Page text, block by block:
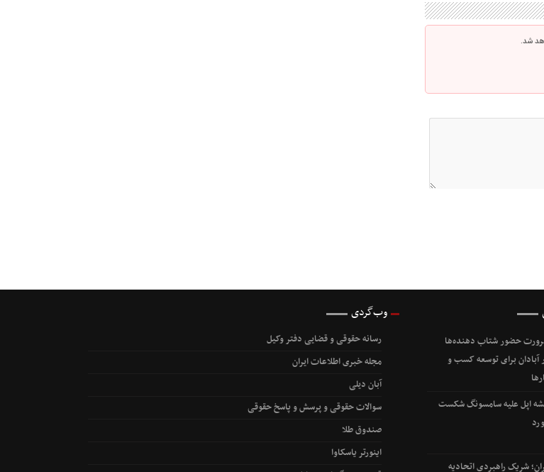
شد.
حضور شتاب ‌دهنده‌ها
آبادان برای توسعه کسب‌ و
اپل علیه سامسونگ شکست
شریک راهبردی اتحادیه
وب‌گردی
رسانه حقوقی و قضایی دفتر وکیل
مجله خبری اطلاعات ایران
آبان دیلی
سوالات حقوقی و پرسش و پاسخ حقوقی
صندوق طلا
اینورتر یاسکاوا